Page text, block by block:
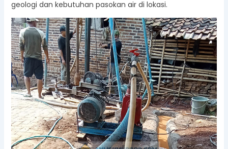
geologi dan kebutuhan pasokan air di lokasi.